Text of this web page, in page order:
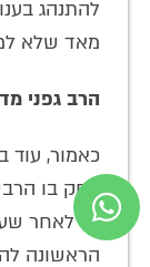
להתנהג
מאד שלא
הרב גפני
כאמור, עוד
דחק בו
גם לאחר
הראשונה